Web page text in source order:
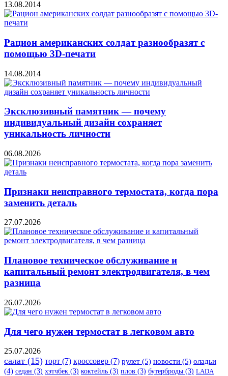
13.08.2014
Рацион американских солдат разнообразят с
помощью 3D-печати
14.08.2014
Эксклюзивный памятник — почему
индивидуальный дизайн сохраняет
уникальность личности
06.08.2026
Признаки неисправного термостата, когда пора
заменить деталь
27.07.2026
Плановое техническое обслуживание и
капитальный ремонт электродвигателя, в чем
разница
26.07.2026
Для чего нужен термостат в легковом авто
25.07.2026
салат (15) торт (7) кроссовер (7) рулет (5) новости (5) оладьи
(4) седан (3) хэтчбек (3) коктейль (3) плов (3) бутерброды (3) LADA